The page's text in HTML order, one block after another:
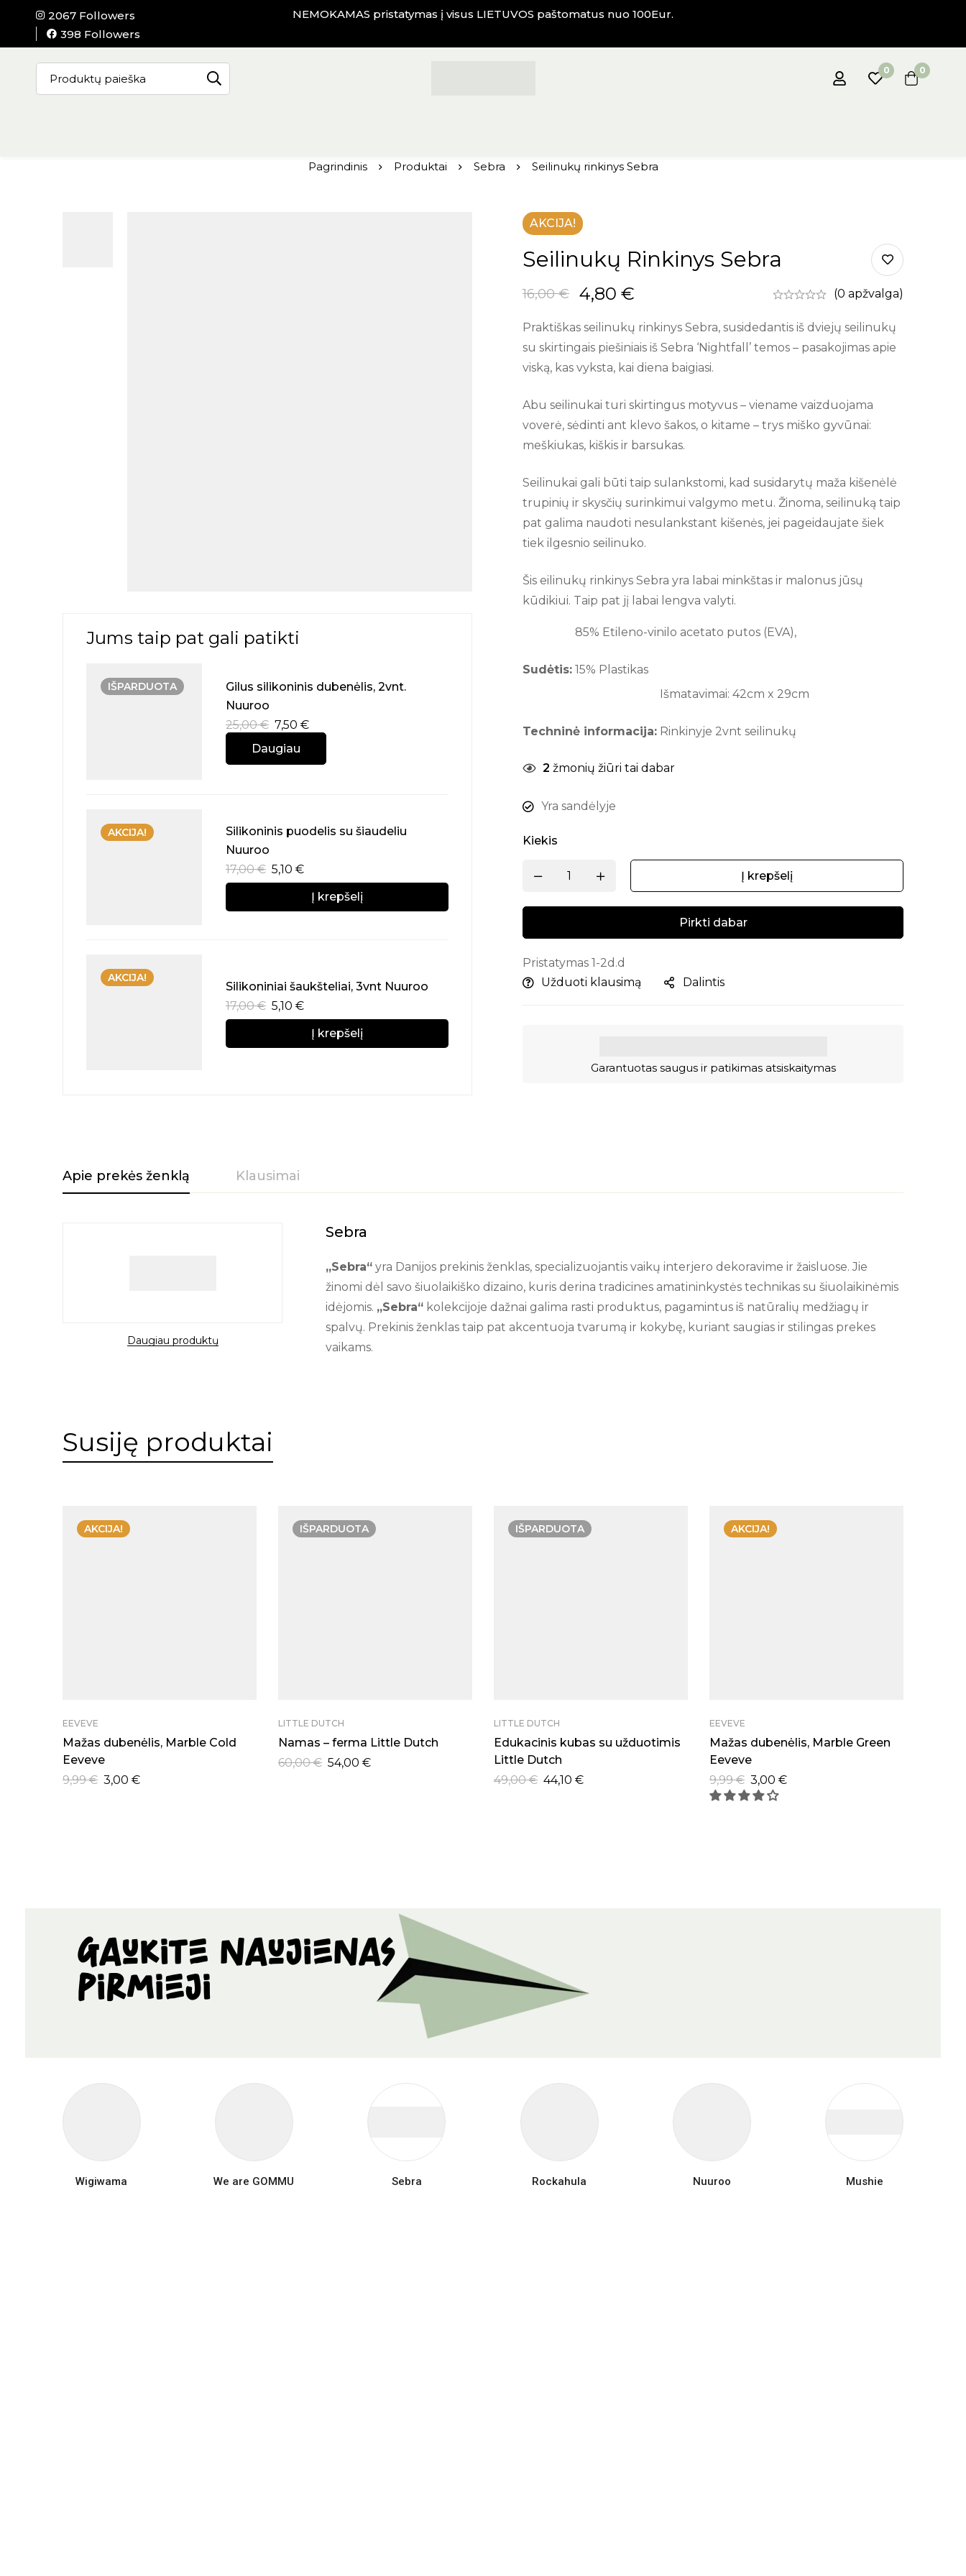
2067 Followers
398 Followers
NEMOKAMAS pristatymas į visus LIETUVOS paštomatus nuo 100Eur.
0 0
Pagrindinis Produktai Sebra Seilinukų rinkinys Sebra
Jums taip pat gali patikti
IŠPARDUOTA
Gilus silikoninis dubenėlis, 2vnt.
Nuuroo
25,00€ 7,50€
Daugiau
AKCIJA!
Silikoninis puodelis su šiaudeliu
Nuuroo
17,00€ 5,10€
Į krepšelį
AKCIJA!
Silikoniniai šaukšteliai, 3vnt Nuuroo
17,00€ 5,10€
Į krepšelį
AKCIJA!
Seilinukų Rinkinys Sebra
16,00€ 4,80 € (0 apžvalga)
Praktiškas seilinukų rinkinys Sebra, susidedantis iš dviejų seilinukų
su skirtingais piešiniais iš Sebra ‘Nightfall’ temos – pasakojimas apie
viską, kas vyksta, kai diena baigiasi.
Abu seilinukai turi skirtingus motyvus – viename vaizduojama
voverė, sėdinti ant klevo šakos, o kitame – trys miško gyvūnai:
meškiukas, kiškis ir barsukas.
Seilinukai gali būti taip sulankstomi, kad susidarytų maža kišenėlė
trupinių ir skysčių surinkimui valgymo metu. Žinoma, seilinuką taip
pat galima naudoti nesulankstant kišenės, jei pageidaujate šiek
tiek ilgesnio seilinuko.
Šis eilinukų rinkinys Sebra yra labai minkštas ir malonus jūsų
kūdikiui. Taip pat jį labai lengva valyti.
Sudėtis:
85% Etileno-vinilo acetato putos (EVA),
15% Plastikas
Techninė informacija:
Išmatavimai: 42cm x 29cm
Rinkinyje 2vnt seilinukų
2 žmonių žiūri tai dabar
Yra sandėlyje
Kiekis
Į krepšelį
Pirkti dabar
Pristatymas 1-2d.d
Užduoti klausimą
Dalintis
Garantuotas saugus ir patikimas atsiskaitymas
Apie prekės ženklą Klausimai
Daugiau produktų
Sebra
„Sebra“ yra Danijos prekinis ženklas, specializuojantis vaikų interjero dekoravime ir žaisluose. Jie
žinomi dėl savo šiuolaikiško dizaino, kuris derina tradicines amatininkystės technikas su šiuolaikinėmis
idėjomis. „Sebra“ kolekcijoje dažnai galima rasti produktus, pagamintus iš natūralių medžiagų ir
spalvų. Prekinis ženklas taip pat akcentuoja tvarumą ir kokybę, kuriant saugias ir stilingas prekes
vaikams.
Susiję produktai
AKCIJA!
EEVEVE
Mažas dubenėlis, Marble Cold
Eeveve
9,99€ 3,00 €
IŠPARDUOTA
LITTLE DUTCH
Namas – ferma Little Dutch
60,00€ 54,00 €
IŠPARDUOTA
LITTLE DUTCH
Edukacinis kubas su užduotimis
Little Dutch
49,00€ 44,10 €
AKCIJA!
EEVEVE
Mažas dubenėlis, Marble Green
Eeveve
9,99€ 3,00 €
Gaukite naujienas
pirmieji
Wigiwama We are GOMMU Sebra Rockahula Nuuroo Mushie